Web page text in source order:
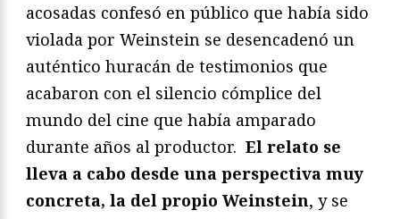
acosadas confesó en público que había sido
violada por Weinstein se desencadenó un
auténtico huracán de testimonios que
acabaron con el silencio cómplice del
mundo del cine que había amparado
durante años al productor. El relato se
lleva a cabo desde una perspectiva muy
concreta, la del propio Weinstein, y se